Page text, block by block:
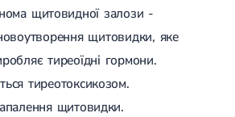
гіпертензія
хвороба (ЖКХ)
жовчнокам'яної хвороби
у жовчному міхурі
панкреатит
щитовидної залози -
щитовидки, яке
тиреоїдні гормони.
тиреотоксикозом.
щитовидки.